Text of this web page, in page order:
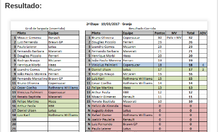
Resultado: